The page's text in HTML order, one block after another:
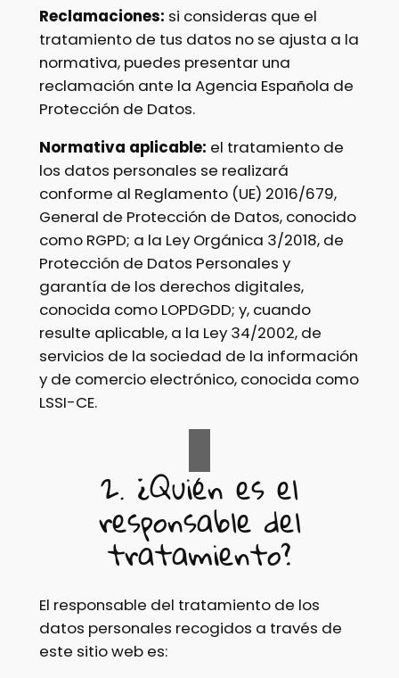
Reclamaciones: si consideras que el
tratamiento de tus datos no se ajusta a la
normativa, puedes presentar una
reclamación ante la Agencia Española de
Protección de Datos.
Normativa aplicable: el tratamiento de
los datos personales se realizará
conforme al Reglamento (UE) 2016/679,
General de Protección de Datos, conocido
como RGPD; a la Ley Orgánica 3/2018, de
Protección de Datos Personales y
garantía de los derechos digitales,
conocida como LOPDGDD; y, cuando
resulte aplicable, a la Ley 34/2002, de
servicios de la sociedad de la información
y de comercio electrónico, conocida como
LSSI-CE.
2. ¿Quién es el
responsable del
tratamiento?
El responsable del tratamiento de los
datos personales recogidos a través de
este sitio web es: